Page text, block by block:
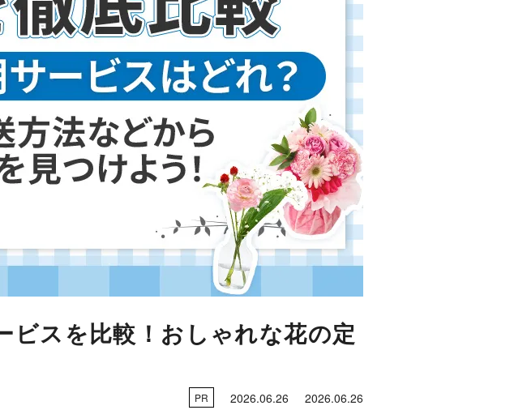
スを比較！おしゃれな花の定
PR 2026.06.26 2026.06.26